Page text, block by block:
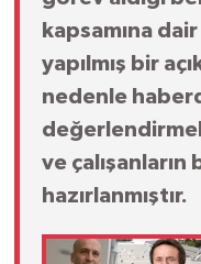
kapsamına
yapılmış bir
nedenle
ve
hazırlanmıştır.